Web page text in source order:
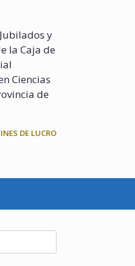
y
la Caja de
Ciencias
de
DE LUCRO